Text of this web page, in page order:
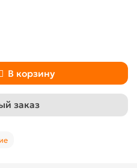
В корзину
заказ